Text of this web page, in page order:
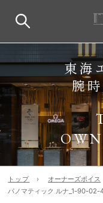
東海
腕
トップ オーナーズボイス
パノマティック ルナ_1-90-